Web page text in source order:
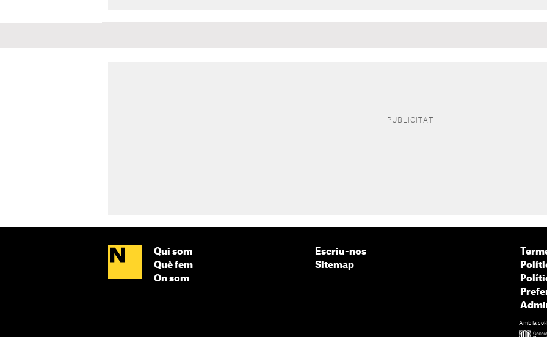
Qui som
Què fem
On som
Escriu-nos
Sitemap
Amb la